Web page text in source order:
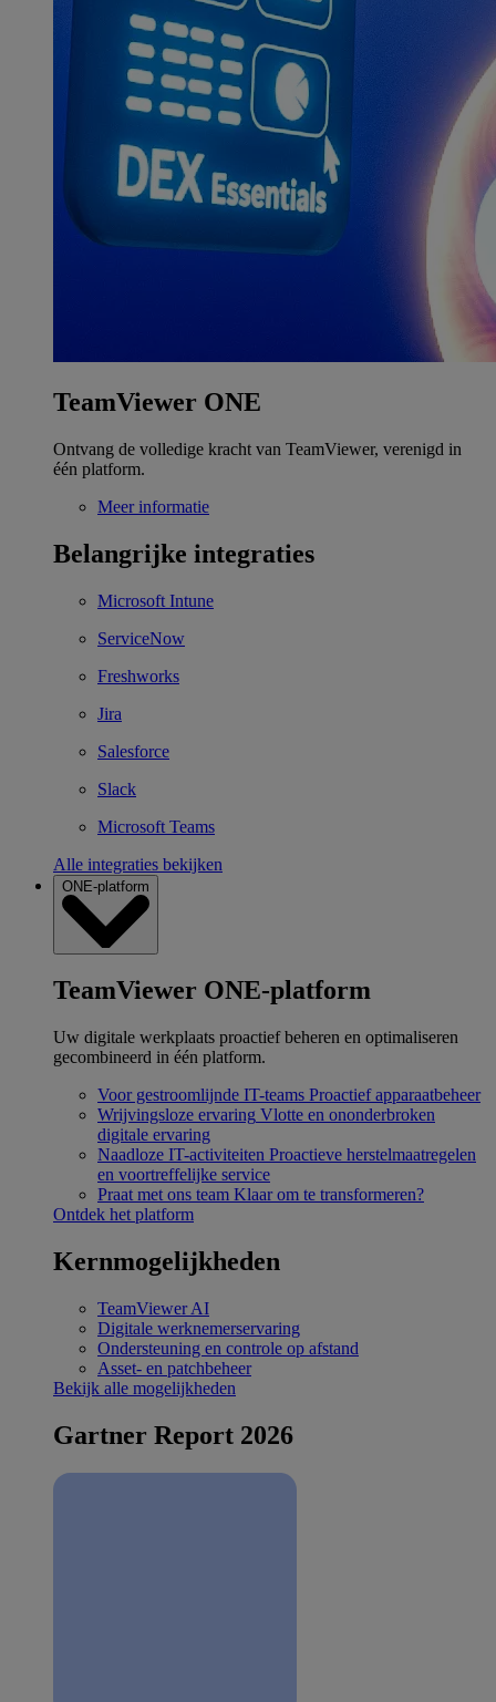
TeamViewer ONE
Ontvang de volledige kracht van TeamViewer, verenigd in
één platform.
Meer informatie
Belangrijke integraties
Microsoft Intune
ServiceNow
Freshworks
Jira
Salesforce
Slack
Microsoft Teams
Alle integraties bekijken
ONE-platform
TeamViewer ONE-platform
Uw digitale werkplaats proactief beheren en optimaliseren
gecombineerd in één platform.
Voor gestroomlijnde IT-teams Proactief apparaatbeheer
Wrijvingsloze ervaring Vlotte en ononderbroken
digitale ervaring
Naadloze IT-activiteiten Proactieve herstelmaatregelen
en voortreffelijke service
Praat met ons team Klaar om te transformeren?
Ontdek het platform
Kernmogelijkheden
TeamViewer AI
Digitale werknemerservaring
Ondersteuning en controle op afstand
Asset- en patchbeheer
Bekijk alle mogelijkheden
Gartner Report 2026